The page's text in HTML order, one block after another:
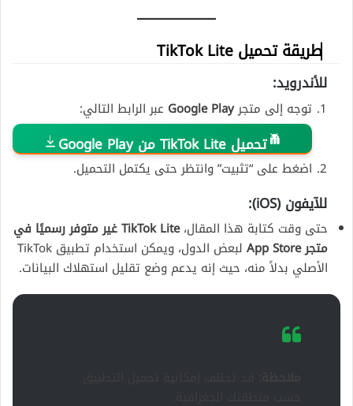
طريقة تحميل TikTok Lite
للأندرويد:
توجه إلى متجرGoogle Play عبر الرابط التالي:
تحميل TikTok Lite من Google Play
اضغط على “تثبيت” وانتظر حتى يكتمل التحميل.
للآيفون (iOS):
حتى وقت كتابة هذا المقال،
TikTok Lite غير متوفر رسميًا في
متجر App Store
لبعض الدول، ويمكن استخدام تطبيق TikTok
الأصلي بدلاً منه، حيث إنه يدعم وضع تقليل استهلاك البيانات.